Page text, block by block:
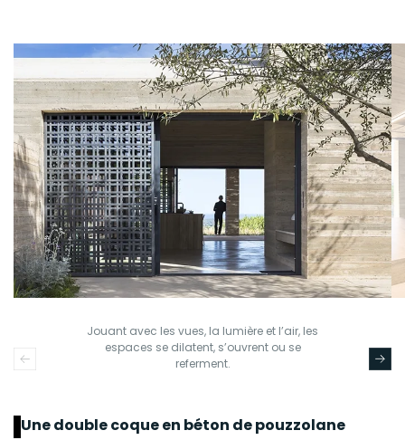
Jouant avec les vues, la lumière et l’air, les
espaces se dilatent, s’ouvrent ou se
referment.
Une double coque en béton de pouzzolane